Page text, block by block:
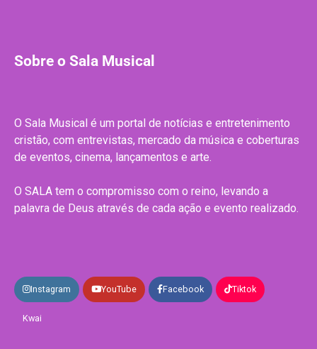
Sobre o Sala Musical
O Sala Musical é um portal de notícias e entretenimento
cristão, com entrevistas, mercado da música e coberturas
de eventos, cinema, lançamentos e arte.
O SALA tem o compromisso com o reino, levando a
palavra de Deus através de cada ação e evento realizado.
Instagram YouTube Facebook Tiktok
Kwai